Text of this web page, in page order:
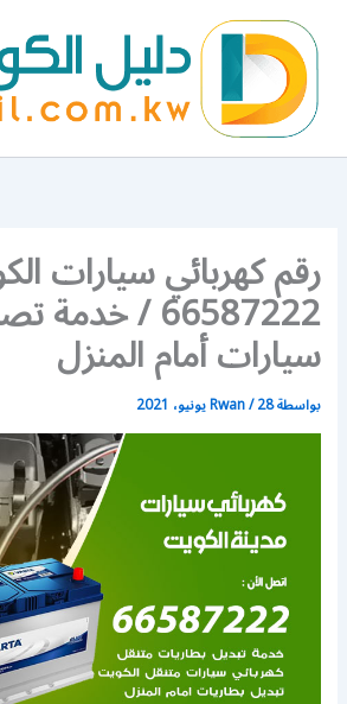
المحتوى
رقم كهربائي سيارات
66587222 /
سيارات أمام المنزل
بواسطة Rwan/28 يونيو، 2021